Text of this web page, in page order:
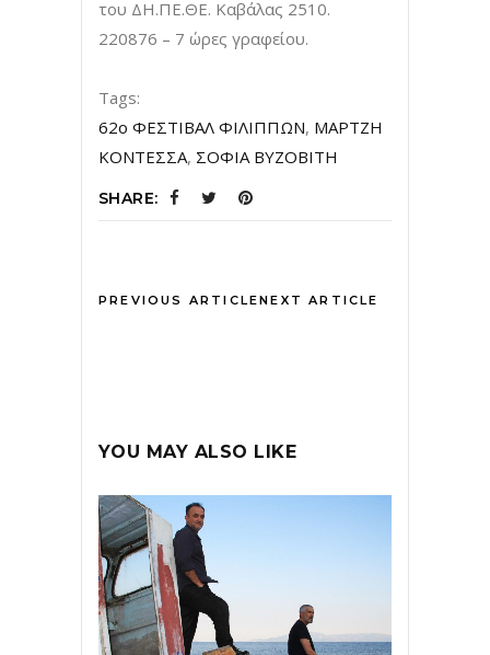
του ΔΗ.ΠΕ.ΘΕ. Καβάλας 2510.
220876 – 7 ώρες γραφείου.
Tags:
62o ΦΕΣΤΙΒΑΛ ΦΙΛΙΠΠΩΝ, ΜΑΡΤΖΗ
ΚΟΝΤΕΣΣΑ, ΣΟΦΙΑ ΒΥΖΟΒΙΤΗ
SHARE:
PREVIOUS ARTICLENEXT ARTICLE
YOU MAY ALSO LIKE